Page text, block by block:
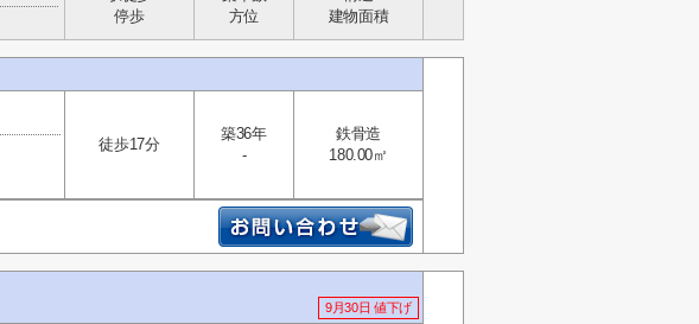
停歩
方位
建物面積
徒歩17分
築36年
-
鉄骨造
180.00㎡
9月30日 値下げ